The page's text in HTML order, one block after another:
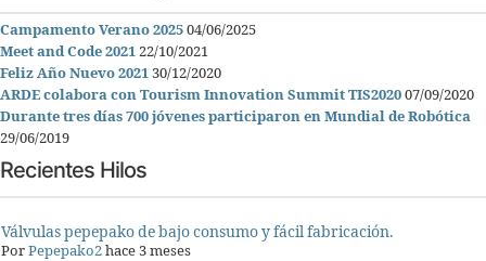
Campamento Verano 202504/06/2025
Meet and Code 202122/10/2021
Feliz Año Nuevo 202130/12/2020
ARDE colabora con Tourism Innovation Summit TIS202007/09/2020
Durante tres días 700 jóvenes participaron en Mundial de Robótica
29/06/2019
Recientes Hilos
Válvulas pepepako de bajo consumo y fácil fabricación.
PorPepepako2hace 3 meses